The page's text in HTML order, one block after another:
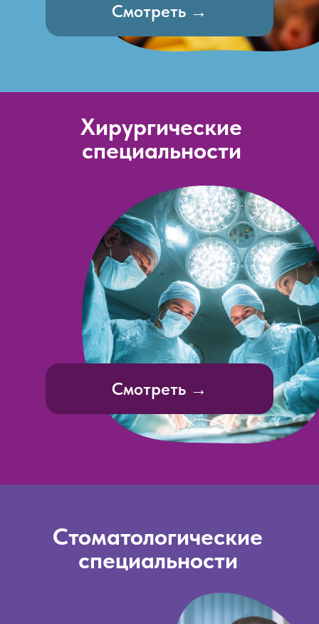
Смотреть →
Хирургические
специальности
Смотреть →
Стоматологические
специальности